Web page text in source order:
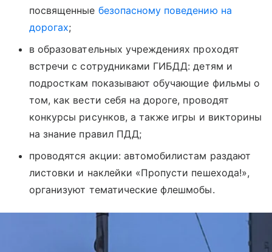
посвященные безопасному поведению на
дорогах;
в образовательных учреждениях проходят
встречи с сотрудниками ГИБДД: детям и
подросткам показывают обучающие фильмы о
том, как вести себя на дороге, проводят
конкурсы рисунков, а также игры и викторины
на знание правил ПДД;
проводятся акции: автомобилистам раздают
листовки и наклейки «Пропусти пешехода!»,
организуют тематические флешмобы.